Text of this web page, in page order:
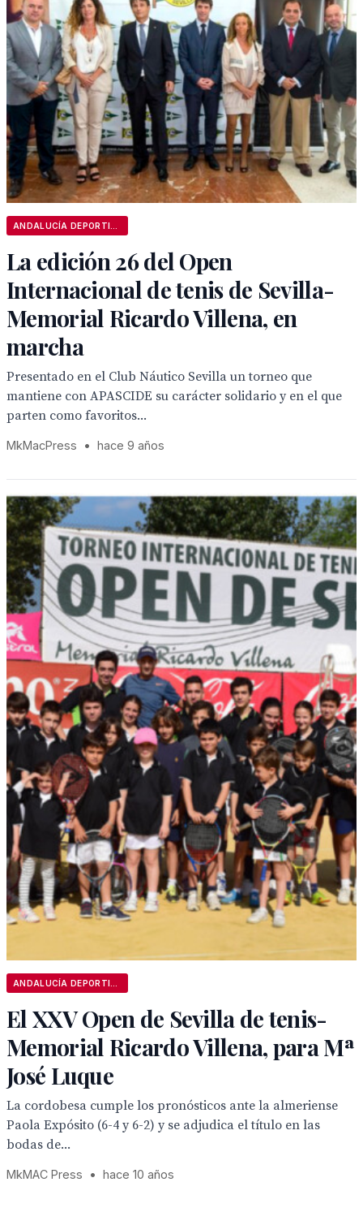
La edición 26 del Open
Internacional de tenis de Sevilla-
Memorial Ricardo Villena, en
marcha
Presentado en el Club Náutico Sevilla un torneo que
mantiene con APASCIDE su carácter solidario y en el que
parten como favoritos...
MkMacPress • hace 9 años
El XXV Open de Sevilla de tenis-
Memorial Ricardo Villena, para Mª
José Luque
La cordobesa cumple los pronósticos ante la almeriense
Paola Expósito (6-4 y 6-2) y se adjudica el título en las
bodas de...
MkMAC Press • hace 10 años